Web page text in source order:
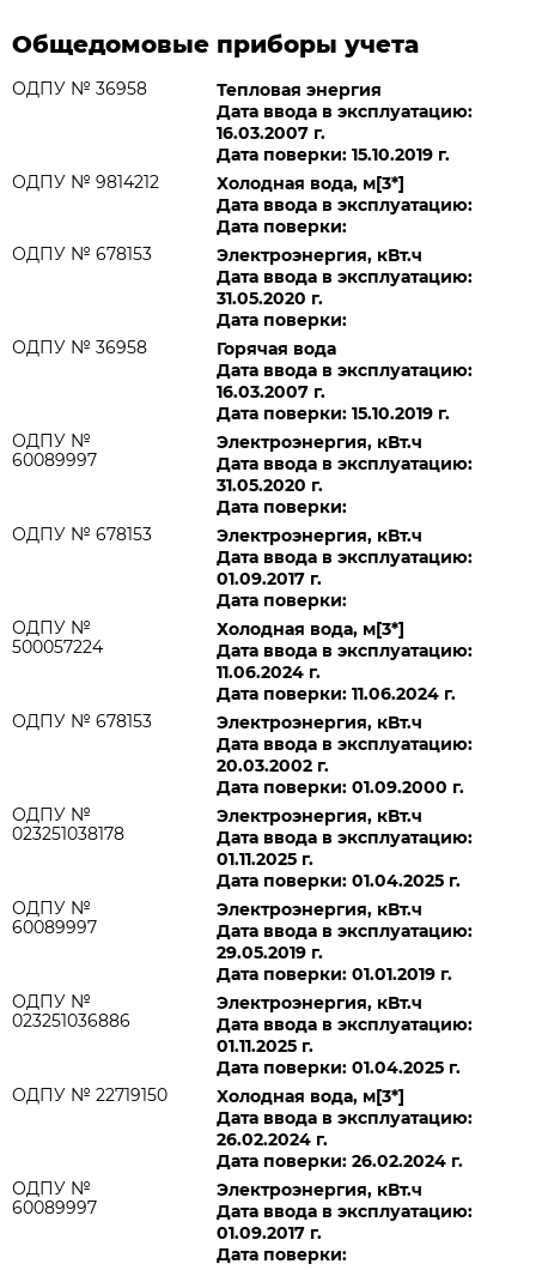
Общедомовые приборы учета
ОДПУ № 36958
Тепловая энергия
Дата ввода в эксплуатацию:
16.03.2007 г.
Дата поверки: 15.10.2019 г.
ОДПУ № 9814212
Холодная вода, м[3*]
Дата ввода в эксплуатацию:
Дата поверки:
ОДПУ № 678153
Электроэнергия, кВт.ч
Дата ввода в эксплуатацию:
31.05.2020 г.
Дата поверки:
ОДПУ № 36958
Горячая вода
Дата ввода в эксплуатацию:
16.03.2007 г.
Дата поверки: 15.10.2019 г.
ОДПУ №
60089997
Электроэнергия, кВт.ч
Дата ввода в эксплуатацию:
31.05.2020 г.
Дата поверки:
ОДПУ № 678153
Электроэнергия, кВт.ч
Дата ввода в эксплуатацию:
01.09.2017 г.
Дата поверки:
ОДПУ №
500057224
Холодная вода, м[3*]
Дата ввода в эксплуатацию:
11.06.2024 г.
Дата поверки: 11.06.2024 г.
ОДПУ № 678153
Электроэнергия, кВт.ч
Дата ввода в эксплуатацию:
20.03.2002 г.
Дата поверки: 01.09.2000 г.
ОДПУ №
023251038178
Электроэнергия, кВт.ч
Дата ввода в эксплуатацию:
01.11.2025 г.
Дата поверки: 01.04.2025 г.
ОДПУ №
60089997
Электроэнергия, кВт.ч
Дата ввода в эксплуатацию:
29.05.2019 г.
Дата поверки: 01.01.2019 г.
ОДПУ №
023251036886
Электроэнергия, кВт.ч
Дата ввода в эксплуатацию:
01.11.2025 г.
Дата поверки: 01.04.2025 г.
ОДПУ № 22719150
Холодная вода, м[3*]
Дата ввода в эксплуатацию:
26.02.2024 г.
Дата поверки: 26.02.2024 г.
ОДПУ №
60089997
Электроэнергия, кВт.ч
Дата ввода в эксплуатацию:
01.09.2017 г.
Дата поверки: